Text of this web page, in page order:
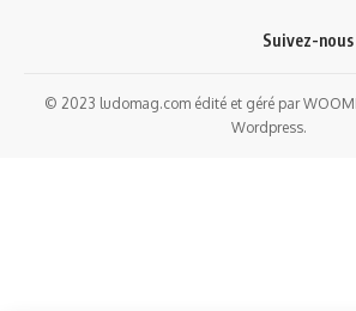
Suivez-nous
© 2023 ludomag.com édité et géré par
Wordpress.